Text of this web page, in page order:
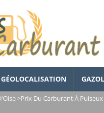
GÉOLOCALISATION
>Prix Du Carburant À